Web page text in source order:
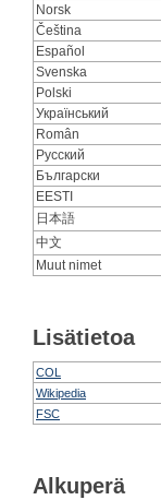
Norsk
Čeština
Español
Svenska
Polski
Український
Român
Русский
Български
EESTI
日本語
中文
Muut nimet
Lisätietoa
COL
Wikipedia
FSC
Alkuperä